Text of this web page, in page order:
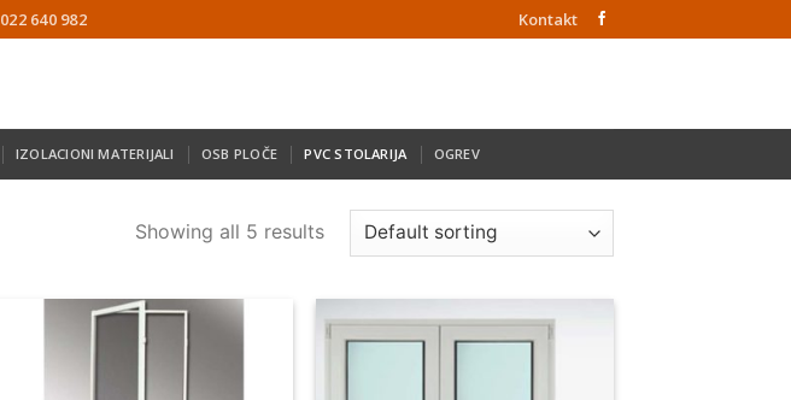
022 640 982 Kontakt
IZOLACIONI MATERIJALI OSB PLOČE PVC STOLARIJA OGREV
Showing all 5 results